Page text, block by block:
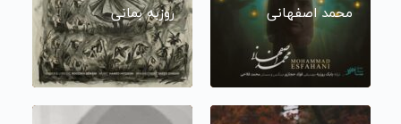
محمد اصفهانی روزبه بمانی